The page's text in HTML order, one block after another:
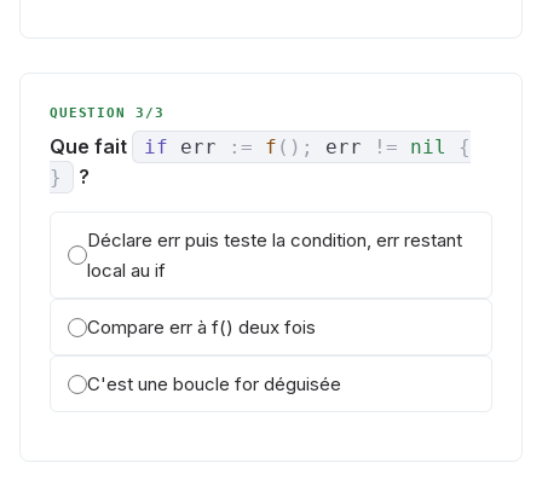
QUESTION 3/3
Que fait if err := f ( ) ; err != nil
{
}
?
Déclare err puis teste la condition, err restant
local au if
Compare err à f() deux fois
C'est une boucle for déguisée